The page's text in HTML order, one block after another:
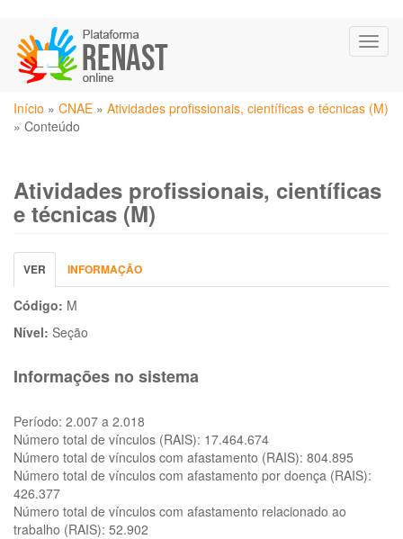
para
conteúdo
principal
Você
está
Início » CNAE » Atividades profissionais, científicas e técnicas (M)
» Conteúdo
Atividades profissionais, científicas
e técnicas (M)
Abas
primárias
VER (ABA
ATIVA)
INFORMAÇÃO
Código: M
Nível: Seção
Informações no sistema
Período: 2.007 a 2.018
Número total de vínculos (RAIS): 17.464.674
Número total de vínculos com afastamento (RAIS): 804.895
Número total de vínculos com afastamento por doença (RAIS):
426.377
Número total de vínculos com afastamento relacionado ao
trabalho (RAIS): 52.902